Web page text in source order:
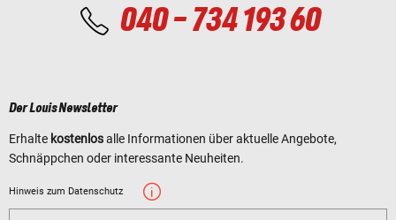
040 - 734 193 60
Der Louis Newsletter
Erhalte kostenlosalle Informationen über aktuelle Angebote,
Schnäppchen oder interessante Neuheiten.
Hinweis zum Datenschutz